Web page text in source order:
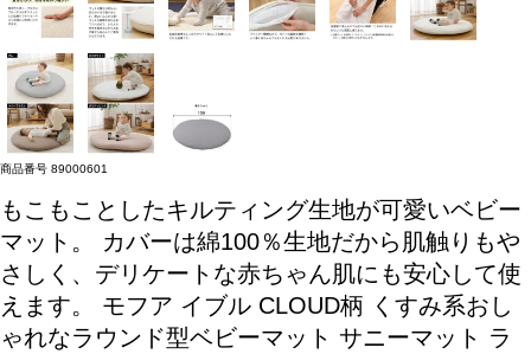
商品番号 89000601
もこもことしたキルティング生地が可愛いベビー
マット。 カバーは綿100％生地だから肌触りもや
さしく、デリケートな赤ちゃん肌にも安心して使
えます。
モフア イブル CLOUD柄 くすみ系おし
ゃれなラウンド型ベビーマット サニーマット ラ